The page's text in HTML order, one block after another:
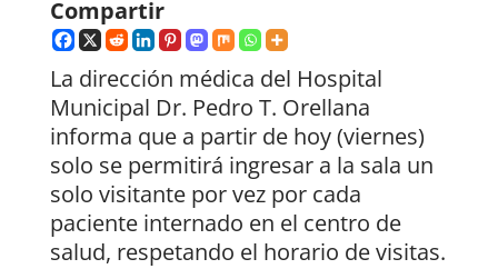
Compartir
La dirección médica del Hospital
Municipal Dr. Pedro T. Orellana
informa que a partir de hoy (viernes)
solo se permitirá ingresar a la sala un
solo visitante por vez por cada
paciente internado en el centro de
salud, respetando el horario de visitas.